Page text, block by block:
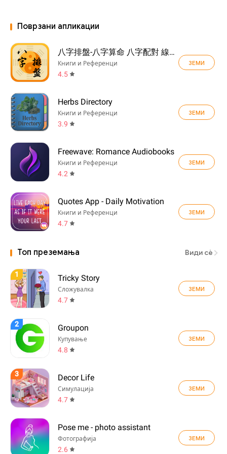
Поврзани апликации
八字排盤-八字算命 八字配對 線上算命 生辰八字查詢
Книги и Референци
4.5
ЗЕМИ
Herbs Directory
Книги и Референци
3.9
ЗЕМИ
Freewave: Romance Audiobooks
Книги и Референци
4.2
ЗЕМИ
Quotes App - Daily Motivation
Книги и Референци
4.7
ЗЕМИ
Топ преземања Види сè
1 Tricky Story
Сложувалка
4.7
ЗЕМИ
2 Groupon
Купување
4.8
ЗЕМИ
3 Decor Life
Симулација
4.7
ЗЕМИ
Pose me - photo assistant
Фотографија
2.6
ЗЕМИ